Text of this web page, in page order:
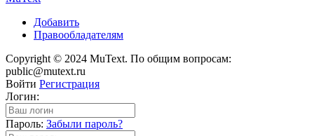
Добавить
Правообладателям
Copyright © 2024 MuText. По общим вопросам:
public@mutext.ru
Войти Регистрация
Логин:
Пароль: Забыли пароль?